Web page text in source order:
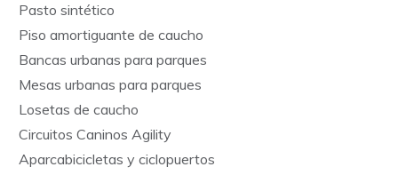
Pasto sintético
Piso amortiguante de caucho
Bancas urbanas para parques
Mesas urbanas para parques
Losetas de caucho
Circuitos Caninos Agility
Aparcabicicletas y ciclopuertos